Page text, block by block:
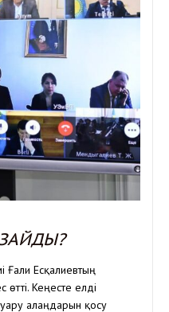
Ғали Есқалиевтың
Кеңесте елді
алаңдарын қосу